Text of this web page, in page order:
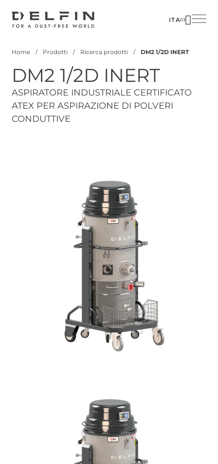
ITA
pane
Home Prodotti Ricerca prodotti DM2 1/2D INERT
DM2 1/2D INERT
ASPIRATORE INDUSTRIALE CERTIFICATO
ATEX PER ASPIRAZIONE DI POLVERI
CONDUTTIVE